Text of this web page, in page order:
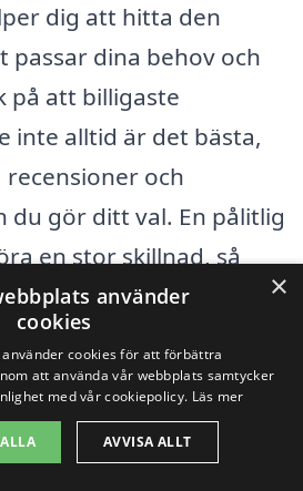
dig att hitta den
passar dina behov och
på att billigaste
inte alltid är det bästa,
recensioner och
du gör ditt val. En pålitlig
en stor skillnad, så
göra rätt val för din
gratis och utan
×
använder
cookies
cookies för att förbättra
att använda vår webbplats samtycker
med vår cookiepolicy. Läs mer
AVVISA ALLT